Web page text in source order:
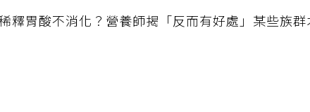
釋胃酸不消化？營養師揭「反而有好處」某些族群